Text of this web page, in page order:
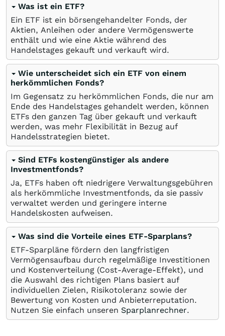
Was ist ein ETF?
Ein ETF ist ein börsengehandelter Fonds, der
Aktien, Anleihen oder andere Vermögenswerte
enthält und wie eine Aktie während des
Handelstages gekauft und verkauft wird.
Wie unterscheidet sich ein ETF von einem
herkömmlichen Fonds?
Im Gegensatz zu herkömmlichen Fonds, die nur am
Ende des Handelstages gehandelt werden, können
ETFs den ganzen Tag über gekauft und verkauft
werden, was mehr Flexibilität in Bezug auf
Handelsstrategien bietet.
Sind ETFs kostengünstiger als andere
Investmentfonds?
Ja, ETFs haben oft niedrigere Verwaltungsgebühren
als herkömmliche Investmentfonds, da sie passiv
verwaltet werden und geringere interne
Handelskosten aufweisen.
Was sind die Vorteile eines ETF-Sparplans?
ETF-Sparpläne fördern den langfristigen
Vermögensaufbau durch regelmäßige Investitionen
und Kostenverteilung (Cost-Average-Effekt), und
die Auswahl des richtigen Plans basiert auf
individuellen Zielen, Risikotoleranz sowie der
Bewertung von Kosten und Anbieterreputation.
Nutzen Sie einfach unseren Sparplanrechner.